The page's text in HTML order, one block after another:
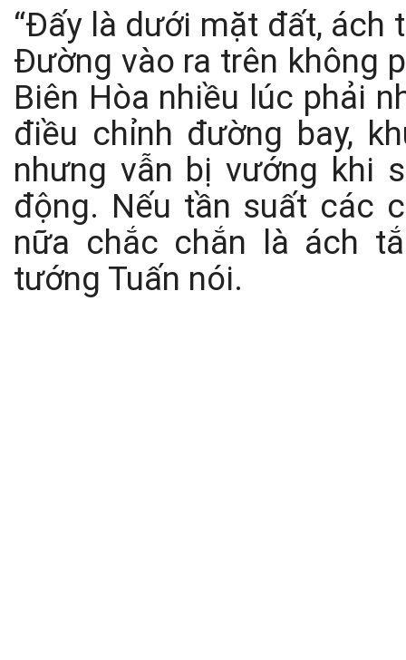
“Đấy là dưới mặt đất,
Đường vào ra trên không
Biên Hòa nhiều lúc phải
điều chỉnh đường bay,
nhưng vẫn bị vướng khi
động. Nếu tần suất các
nữa chắc chắn là ách
tướng Tuấn nói.